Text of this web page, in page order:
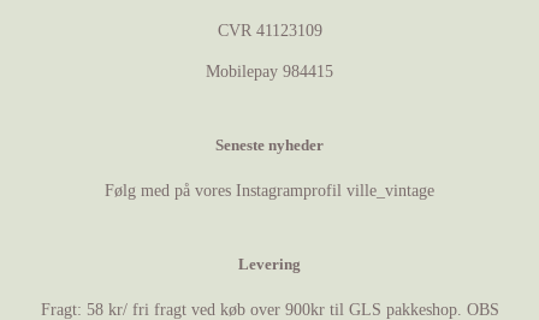
CVR 41123109
Mobilepay 984415
Seneste nyheder
Følg med på vores Instagramprofil ville_vintage
Levering
Fragt: 58 kr/ fri fragt ved køb over 900kr til GLS pakkeshop. OBS